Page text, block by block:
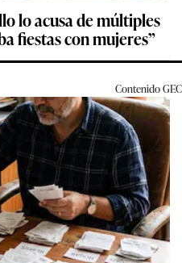
lo acusa de múltiples
fiestas con mujeres”
ContenidoGEC